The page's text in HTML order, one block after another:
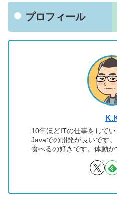
プロフィール
10年ほどITの仕事をしてい
Javaでの開発が長いです。
食べるの好きです。体動か